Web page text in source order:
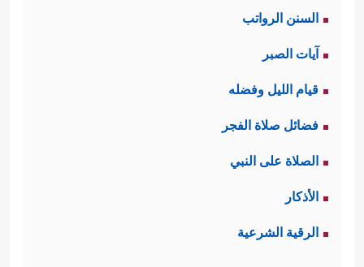
السنن الرواتب
آيات الصبر
قيام الليل وفضله
فضائل صلاة الفجر
الصلاة على النبي
الأذكار
الرقية الشرعية